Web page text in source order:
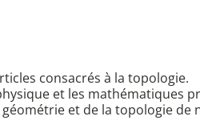
consacrés à la topologie.
et les
et de la topologie